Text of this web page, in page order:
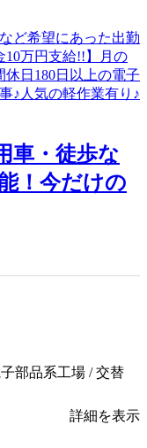
車・徒歩な
！今だけの
部品系工場 / 交替
詳細を表示